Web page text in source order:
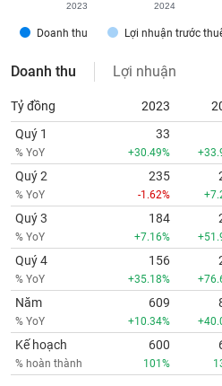
Doanh thu Lợi nhuận trước
2023 2024
Doanh thu Lợi nhuận
Tỷ đồng 2023
Quý 1
% YoY
33
+30.49%
Quý 2
% YoY
235
-1.62%
Quý 3
% YoY
184
+7.16%
Quý 4
% YoY
156
+35.18%
Năm
% YoY
609
+10.34%
Kế hoạch
% hoàn thành
600
101%